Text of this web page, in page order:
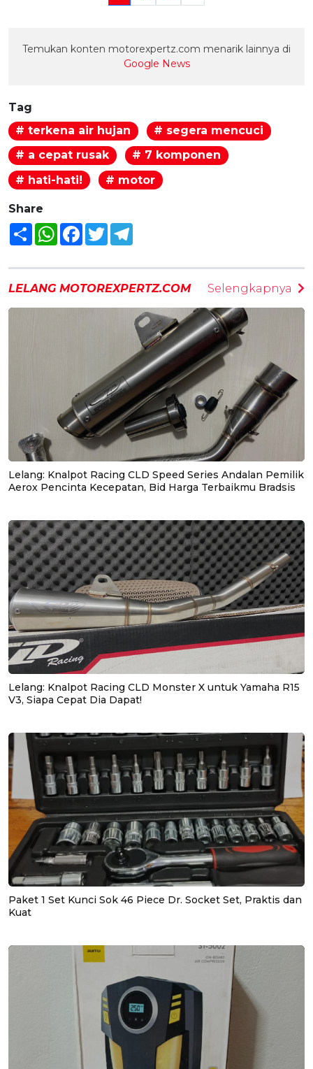
Temukan konten motorexpertz.com menarik lainnya di
Google News
Tag
# terkena air hujan
# segera mencuci
# a cepat rusak
# 7 komponen
# hati-hati!
# motor
Share
Share WhatsAppFacebook
Twitter
LELANG MOTOREXPERTZ.COM Selengkapnya
Lelang: Knalpot Racing CLD Speed Series Andalan Pemilik
Aerox Pencinta Kecepatan, Bid Harga Terbaikmu Bradsis
Lelang: Knalpot Racing CLD Monster X untuk Yamaha R15
V3, Siapa Cepat Dia Dapat!
Paket 1 Set Kunci Sok 46 Piece Dr. Socket Set, Praktis dan
Kuat